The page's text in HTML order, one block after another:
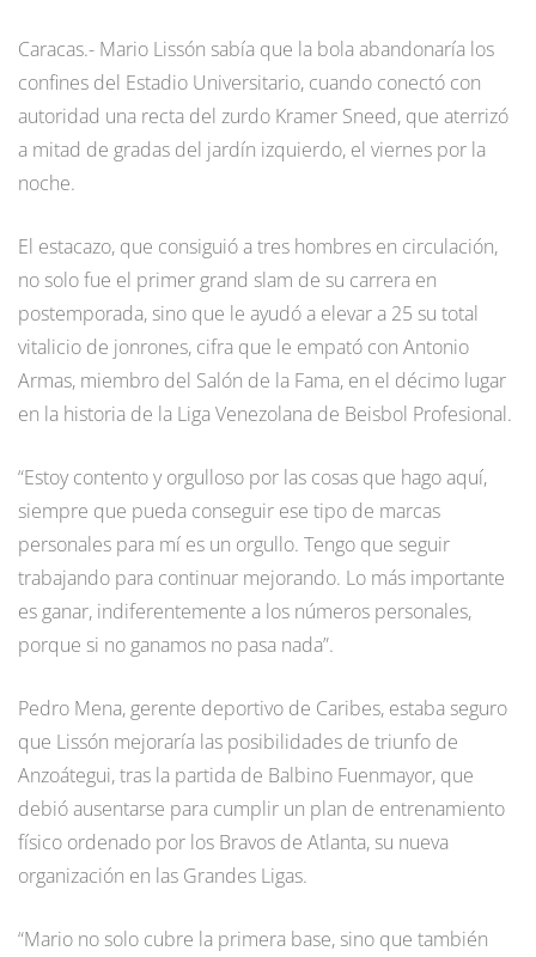
Caracas.- Mario Lissón sabía que la bola abandonaría los
confines del Estadio Universitario, cuando conectó con
autoridad una recta del zurdo Kramer Sneed, que aterrizó
a mitad de gradas del jardín izquierdo, el viernes por la
noche.
El estacazo, que consiguió a tres hombres en circulación,
no solo fue el primer grand slam de su carrera en
postemporada, sino que le ayudó a elevar a 25 su total
vitalicio de jonrones, cifra que le empató con Antonio
Armas, miembro del Salón de la Fama, en el décimo lugar
en la historia de la Liga Venezolana de Beisbol Profesional.
“Estoy contento y orgulloso por las cosas que hago aquí,
siempre que pueda conseguir ese tipo de marcas
personales para mí es un orgullo. Tengo que seguir
trabajando para continuar mejorando. Lo más importante
es ganar, indiferentemente a los números personales,
porque si no ganamos no pasa nada”.
Pedro Mena, gerente deportivo de Caribes, estaba seguro
que Lissón mejoraría las posibilidades de triunfo de
Anzoátegui, tras la partida de Balbino Fuenmayor, que
debió ausentarse para cumplir un plan de entrenamiento
físico ordenado por los Bravos de Atlanta, su nueva
organización en las Grandes Ligas.
“Mario no solo cubre la primera base, sino que también